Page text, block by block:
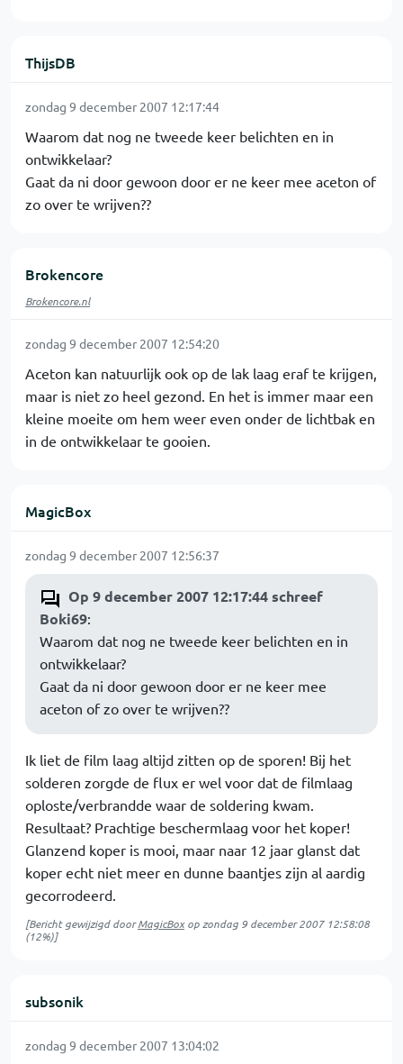
ThijsDB
zondag 9 december 2007 12:17:44
Waarom dat nog ne tweede keer belichten en in
ontwikkelaar?
Gaat da ni door gewoon door er ne keer mee aceton of
zo over te wrijven??
Brokencore
Brokencore.nl
zondag 9 december 2007 12:54:20
Aceton kan natuurlijk ook op de lak laag eraf te krijgen,
maar is niet zo heel gezond. En het is immer maar een
kleine moeite om hem weer even onder de lichtbak en
in de ontwikkelaar te gooien.
MagicBox
zondag 9 december 2007 12:56:37
Op 9 december 2007 12:17:44 schreef
Boki69:
Waarom dat nog ne tweede keer belichten en in
ontwikkelaar?
Gaat da ni door gewoon door er ne keer mee
aceton of zo over te wrijven??
Ik liet de film laag altijd zitten op de sporen! Bij het
solderen zorgde de flux er wel voor dat de filmlaag
oploste/verbrandde waar de soldering kwam.
Resultaat? Prachtige beschermlaag voor het koper!
Glanzend koper is mooi, maar naar 12 jaar glanst dat
koper echt niet meer en dunne baantjes zijn al aardig
gecorrodeerd.
[Bericht gewijzigd doorMagicBoxop zondag 9 december 2007 12:58:08
(12%)]
subsonik
zondag 9 december 2007 13:04:02